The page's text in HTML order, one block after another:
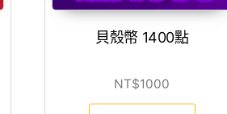
貝殼幣 1400點
NT$1000